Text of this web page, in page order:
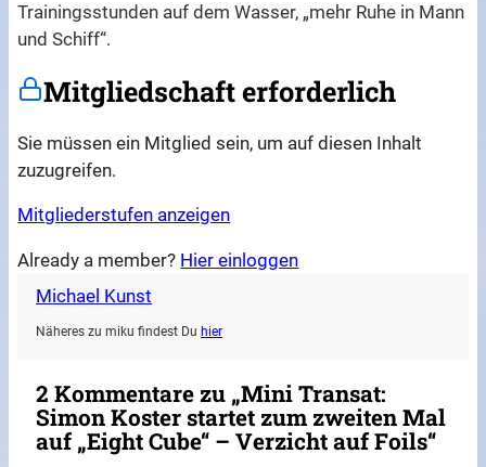
Trainingsstunden auf dem Wasser, „mehr Ruhe in Mann
und Schiff“.
Mitgliedschaft erforderlich
Sie müssen ein Mitglied sein, um auf diesen Inhalt
zuzugreifen.
Mitgliederstufen anzeigen
Already a member? Hier einloggen
Michael Kunst
Näheres zu miku findest Du hier
2 Kommentare zu „Mini Transat:
Simon Koster startet zum zweiten Mal
auf „Eight Cube“ – Verzicht auf Foils“